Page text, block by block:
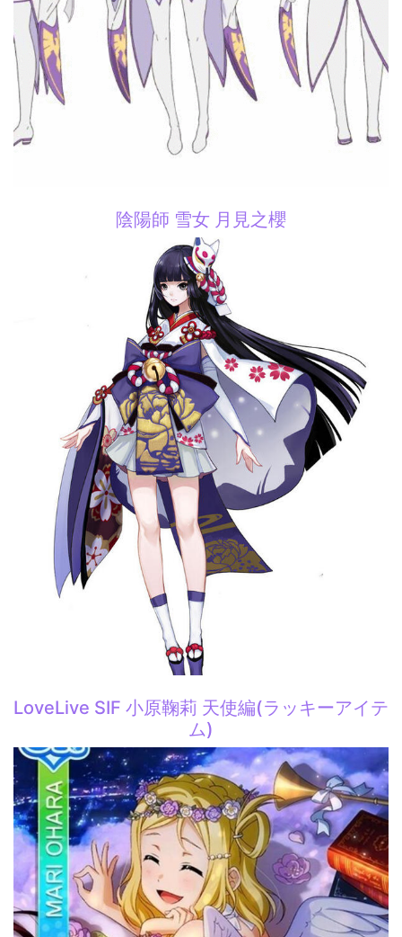
陰陽師 雪女 月見之櫻
LoveLive SIF 小原鞠莉 天使編(ラッキーアイテ
ム)